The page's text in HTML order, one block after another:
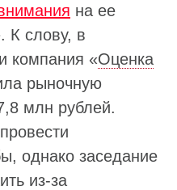
на ее
К слову, в
компания «Оценка
рыночную
млн рублей.
однако заседание
из-за